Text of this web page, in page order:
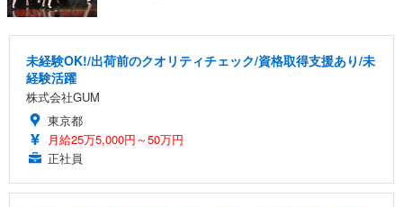
未経験OK!/出荷前のクオリティチェック/資格取得支援あり/未
経験活躍
株式会社GUM
東京都
月給25万5,000円～50万円
正社員